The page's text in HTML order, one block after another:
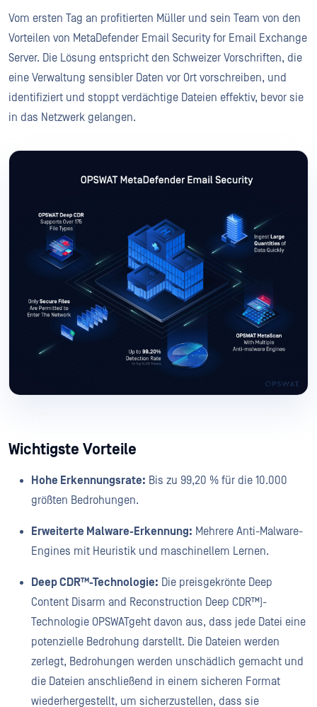
Vom ersten Tag an profitierten Müller und sein Team von den
Vorteilen von MetaDefender Email Security for Email Exchange
Server. Die Lösung entspricht den Schweizer Vorschriften, die
eine Verwaltung sensibler Daten vor Ort vorschreiben, und
identifiziert und stoppt verdächtige Dateien effektiv, bevor sie
in das Netzwerk gelangen.
Wichtigste Vorteile
Hohe Erkennungsrate: Bis zu 99,20 % für die 10.000
größten Bedrohungen.
Erweiterte Malware-Erkennung: Mehrere Anti-Malware-
Engines mit Heuristik und maschinellem Lernen.
Deep CDR™-Technologie: Die preisgekrönte Deep
Content Disarm and Reconstruction Deep CDR™)-
Technologie OPSWATgeht davon aus, dass jede Datei eine
potenzielle Bedrohung darstellt. Die Dateien werden
zerlegt, Bedrohungen werden unschädlich gemacht und
die Dateien anschließend in einem sicheren Format
wiederhergestellt, um sicherzustellen, dass sie